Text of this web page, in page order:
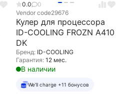
0.0
0
Vendor code29676
Кулер для процессора
ID-COOLING FROZN A410
DK
Бренд: ID-COOLING
Гарантия: 12 мес.
В наличии
We'll charge +11 бонусов